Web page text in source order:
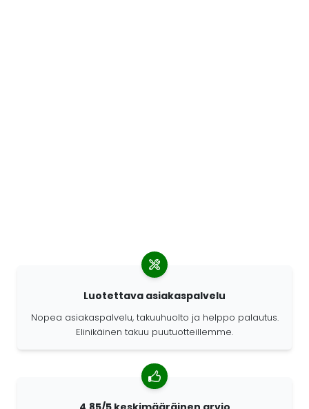
Luotettava asiakaspalvelu
Nopea asiakaspalvelu, takuuhuolto ja helppo palautus.
Elinikäinen takuu puutuotteillemme.